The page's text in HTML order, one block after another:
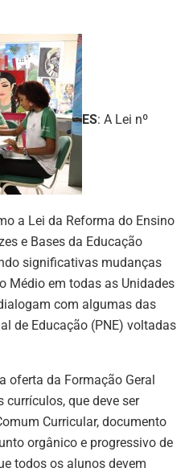
ES: A Lei nº
a Lei da Reforma do Ensino
e Bases da Educação
significativas mudanças
Médio em todas as Unidades
com algumas das
de Educação (PNE) voltadas
oferta da Formação Geral
currículos, que deve ser
Curricular, documento
orgânico e progressivo de
todos os alunos devem